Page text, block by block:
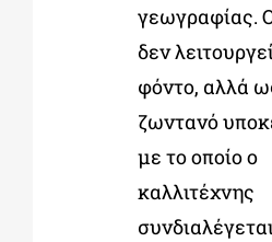
γεωγραφίας.
δεν
φόντο, αλλά
ζωντανό
με το οποίο ο
καλλιτέχνης